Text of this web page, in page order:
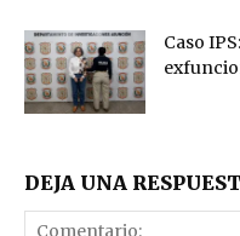
Caso
DEJA UNA